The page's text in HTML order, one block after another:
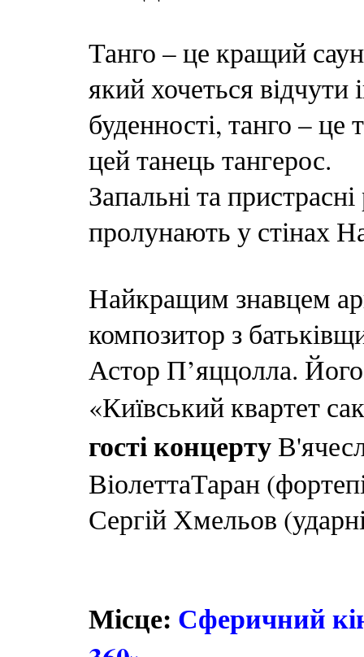
Танго – це кращий
який хочеться відчути
буденності, танго –
цей танець тангерос.
Запальні та
пролунають у стінах
Найкращим знавцем
композитор з
Астор П’яццолла.
«Київський квартет
гості концерту
ВіолеттаТаран
Сергій Хмельов
Місце: Сферичний